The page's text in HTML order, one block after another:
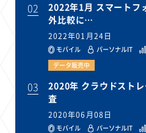
02
2022年1月 スマートフ
外比較に…
2022年01月24日
モバイル パーソナルIT
データ販売中
03
2020年 クラウドスト
査
2020年06月08日
モバイル パーソナルIT